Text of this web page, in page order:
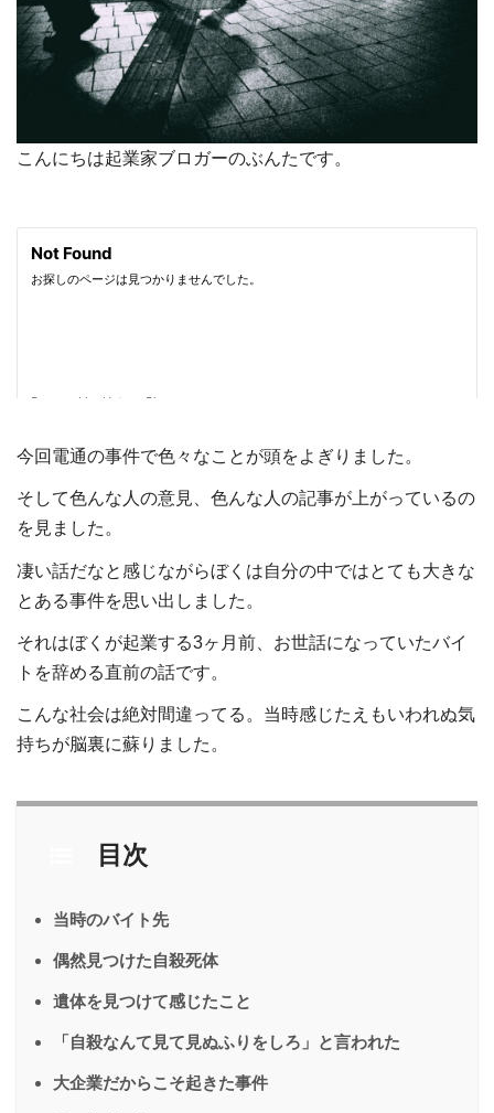
こんにちは起業家ブロガーのぶんたです。
今回電通の事件で色々なことが頭をよぎりました。
そして色んな人の意見、色んな人の記事が上がっているの
を見ました。
凄い話だなと感じながらぼくは自分の中ではとても大きな
とある事件を思い出しました。
それはぼくが起業する3ヶ月前、お世話になっていたバイ
トを辞める直前の話です。
こんな社会は絶対間違ってる。当時感じたえもいわれぬ気
持ちが脳裏に蘇りました。
目次
当時のバイト先
偶然見つけた自殺死体
遺体を見つけて感じたこと
「自殺なんて見て見ぬふりをしろ」と言われた
大企業だからこそ起きた事件